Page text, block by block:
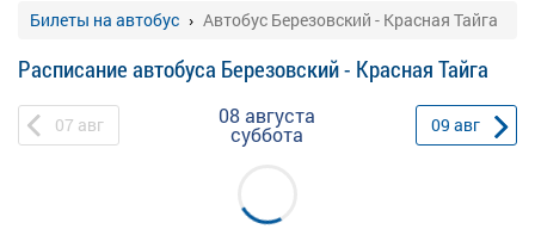
Билеты на автобус Автобус Березовский - Красная Тайга
Расписание автобуса Березовский - Красная Тайга
07 авг 08 августа
суббота 09 авг